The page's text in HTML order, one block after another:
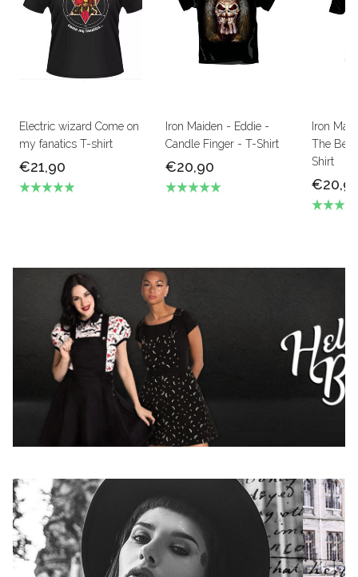
Electric wizard Come on
my fanatics T-shirt
€21,90
Iron Maiden - Eddie -
Candle Finger - T-Shirt
€20,90
Iron
The
Shirt